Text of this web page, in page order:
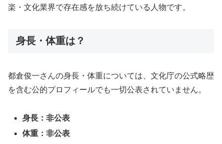
楽・文化業界で存在感を放ち続けている人物です。
身長・体重は？
都倉俊一さんの身長・体重については、文化庁の公式略歴
を含む公的プロフィールでも一切公表されていません。
身長：非公表
体重：非公表